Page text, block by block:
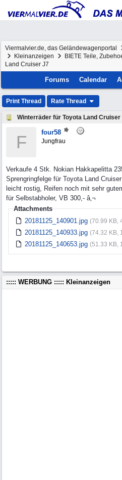
Viermalvier.de, das Geländewagenportal
Kleinanzeigen
BIETE Teile,
Land Cruiser J7
Forums Calendar
Print Thread Rate Thread
Winterräder für Toyota Land Cruiser
F four58
Jungfrau
Verkaufe 4 Stk. Nokian Hakkapelitta
Sprengringfelge für Toyota Land
leicht rostig, Reifen noch mit sehr
für Selbstabholer, VB 300,- â‚¬
Attachments
20181125_140901.jpg (70.99 KB,
20181125_140933.jpg (74.32 KB,
20181125_140653.jpg (51.33 KB,
::::: WERBUNG ::::: Kleinanzeigen